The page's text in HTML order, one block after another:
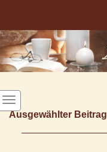
Ausgewählter Beitrag